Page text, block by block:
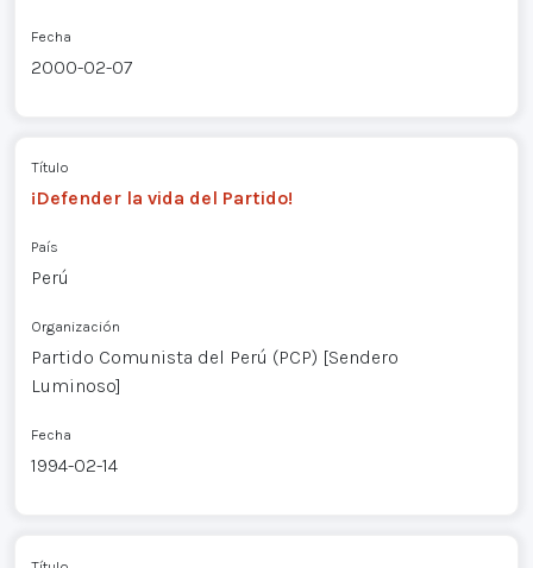
Fecha
2000-02-07
Título
¡Defender la vida del Partido!
País
Perú
Organización
Partido Comunista del Perú (PCP) [Sendero
Luminoso]
Fecha
1994-02-14